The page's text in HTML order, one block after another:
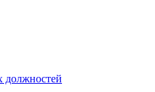
должностей